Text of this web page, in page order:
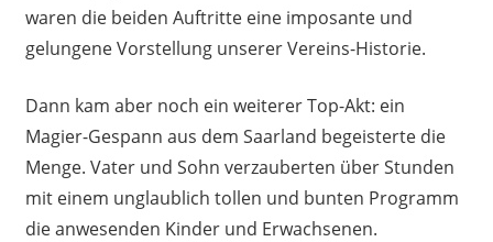
waren die beiden Auftritte eine imposante und
gelungene Vorstellung unserer Vereins-Historie.
Dann kam aber noch ein weiterer Top-Akt: ein
Magier-Gespann aus dem Saarland begeisterte die
Menge. Vater und Sohn verzauberten über Stunden
mit einem unglaublich tollen und bunten Programm
die anwesenden Kinder und Erwachsenen.